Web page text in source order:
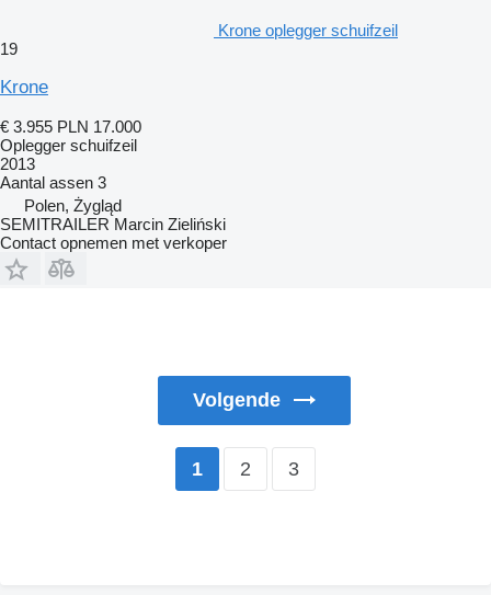
Krone oplegger schuifzeil
19
Krone
€ 3.955 PLN 17.000
Oplegger schuifzeil
2013
Aantal assen 3
Polen, Żygląd
SEMITRAILER Marcin Zieliński
Contact opnemen met verkoper
Volgende
1 2 3